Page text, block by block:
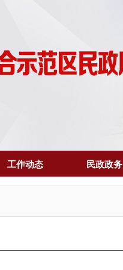
工作动态 民政政务